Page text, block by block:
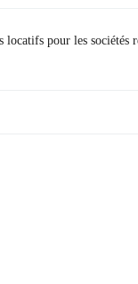
pour les sociétés